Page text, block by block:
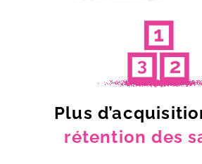
Plus
rétention des